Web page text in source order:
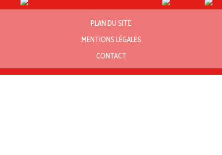
PLAN DU SITE
MENTIONS LÉGALES
CONTACT